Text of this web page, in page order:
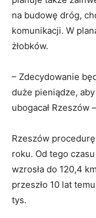
na budowę dróg,
komunikacji. W
żłobków.
– Zdecydowanie
duże pieniądze,
ubogacał Rzeszów
Rzeszów
roku. Od tego
wzrosła do 120,4
przeszło 10 lat
tys.